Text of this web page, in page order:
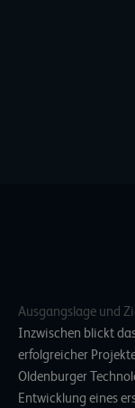
Ausgangslage und
Inzwischen blickt
erfolgreicher
Oldenburger
Entwicklung eines